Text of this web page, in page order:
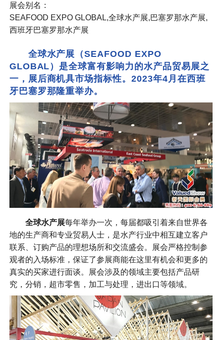
展会别名：
SEAFOOD EXPO GLOBAL,全球水产展,巴塞罗那水产展,
西班牙巴塞罗那水产展
全球水产展（SEAFOOD EXPO
GLOBAL）是全球富有影响力的水产品贸易展之
一，展后商机具市场指标性。2023年4月在西班
牙巴塞罗那隆重举办。
全球水产展每年举办一次，每届都吸引着来自世界各
地的生产商和专业贸易人士，是水产行业中相互建立客户
联系、订购产品的理想场所和交流盛会。展会严格控制参
观者的入场标准，保证了参展商能在这里有机会和更多的
真实的买家进行面谈。展会涉及的领域主要包括产品研
究，分销，超市零售，加工与处理，进出口等领域。